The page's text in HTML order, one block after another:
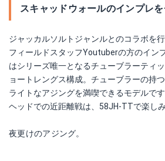
スキャッドウォールのインプレを
ジャッカルソルトジャンルとのコラボを
フィールドスタッフYoutuberの方のイン
はシリーズ唯一となるチューブラーティ
ョートレングス構成。チューブラーの持
ライトなアジングを満喫できるモデルで
ヘッドでの近距離戦は、58JH-TTで楽し
夜更けのアジング。